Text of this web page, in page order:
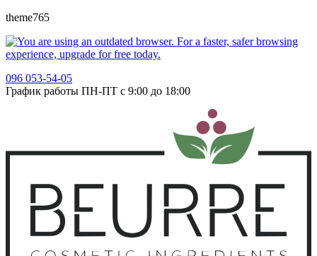
theme765
096 053-54-05
График работы ПН-ПТ с 9:00 до 18:00